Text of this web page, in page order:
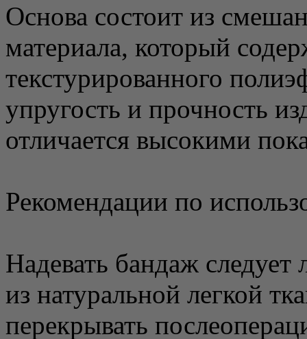
Основа состоит из
материала, который
текстурированного
упругость и прочность
отличается высокими
Рекомендации по
Надевать бандаж
из натуральной легкой
перекрывать